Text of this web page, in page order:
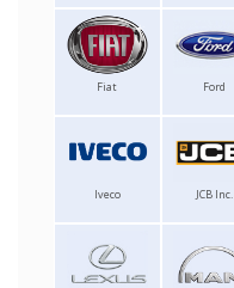
Fiat Ford
Iveco JCB Inc.